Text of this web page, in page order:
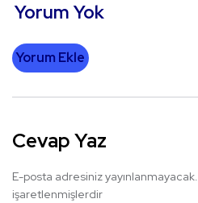
Yorum Yok
Yorum Ekle
Cevap Yaz
E-posta adresiniz yayınlanmayacak.
işaretlenmişlerdir